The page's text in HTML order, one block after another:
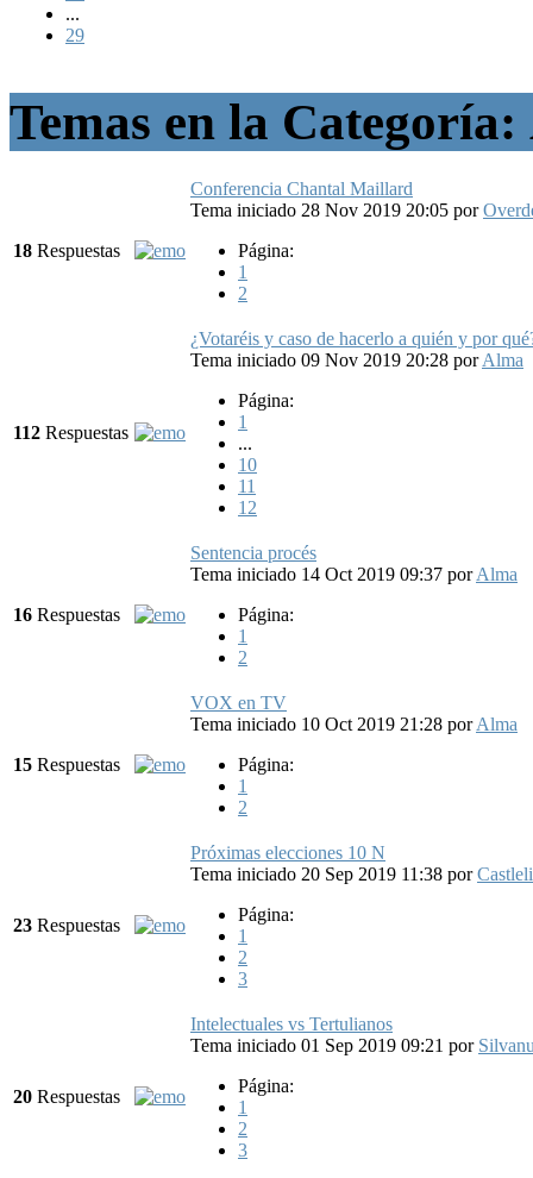
...
29
Temas en la
18 Respuestas
Conferencia Chantal Maillard
Tema iniciado 28 Nov 2019 20:05 por
Página:
1
2
112 Respuestas
¿Votaréis y caso de hacerlo a quién y por
Tema iniciado 09 Nov 2019 20:28 porAlma
Página:
1
...
10
11
12
16 Respuestas
Sentencia procés
Tema iniciado 14 Oct 2019 09:37 porAlma
Página:
1
2
15 Respuestas
VOX en TV
Tema iniciado 10 Oct 2019 21:28 porAlma
Página:
1
2
23 Respuestas
Próximas elecciones 10 N
Tema iniciado 20 Sep 2019 11:38 por
Página:
1
2
3
20 Respuestas
Intelectuales vs Tertulianos
Tema iniciado 01 Sep 2019 09:21 por
Página:
1
2
3